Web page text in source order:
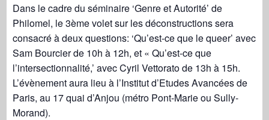
Dans le cadre du séminaire ‘Genre et Autorité’ de
Philomel, le 3ème volet sur les déconstructions sera
consacré à deux questions: ‘Qu’est-ce que le queer’ avec
Sam Bourcier de 10h à 12h, et « Qu’est-ce que
l’intersectionnalité,’ avec Cyril Vettorato de 13h à 15h.
L’évènement aura lieu à l’Institut d’Etudes Avancées de
Paris, au 17 quai d’Anjou (métro Pont-Marie ou Sully-
Morand).